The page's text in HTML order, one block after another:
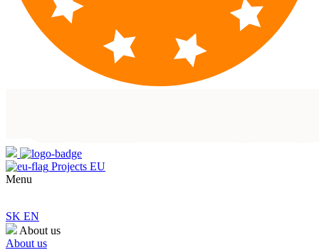
Projects EU
Menu
SK EN
About us
About us